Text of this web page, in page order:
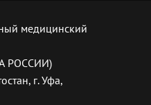
медицинский
РОССИИ)
г. Уфа,